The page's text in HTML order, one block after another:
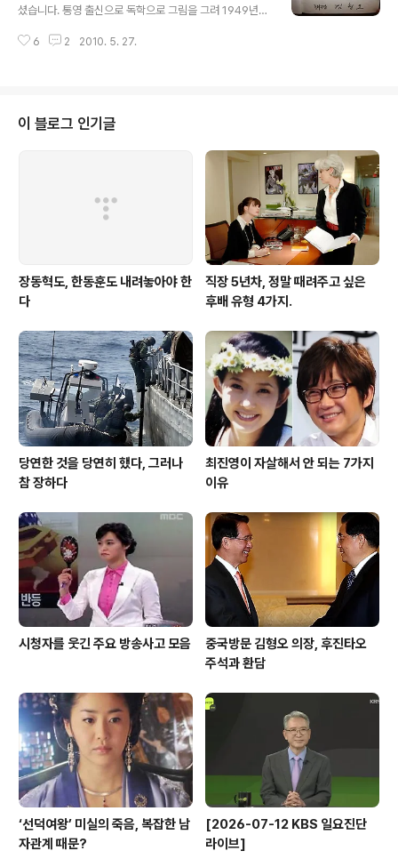
란과 곡절을 온몸으로 떠안으시고 격동과 격랑의 거센 소
한민국 국회의 큰 별이셨습니다. 합리적이고 온화한 의회
셨습니다. 통영 출신으로 독학으로 그림을 그려 1949년
통적인 아름다움과 서양화 기법을 결합한 작품으로 '통영
최고령 현역 작가로서 활동했습니다. "붓을 쥐고 죽는 것이
소원"이라던 고인은 지난 4월 서울 인사아트센터에서 화가
인 아들 영근씨와 함께 '아버지와 아들, 동행 53년'展을 열
기도 했습니다. 2008년, 희망탐방에서 '전혁림 미술관'을
찾았던 김형오 국회의장은 '아버지와 아들, 동행 53년'展
6 2 2010. 5. 27.
이 블로그 인기글
장동혁도, 한동훈도 내려놓아야 한
다
직장 5년차, 정말 때려주고 싶은
후배 유형 4가지.
당연한 것을 당연히 했다, 그러나
참 장하다
최진영이 자살해서 안 되는 7가지
이유
시청자를 웃긴 주요 방송사고 모음
중국방문 김형오 의장, 후진타오
주석과 환담
‘선덕여왕’ 미실의 죽음, 복잡한 남
자관계 때문?
[2026-07-12 KBS 일요진단
라이브]